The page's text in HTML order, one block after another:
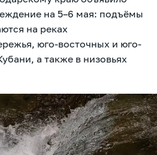
на 5–6 мая: подъёмы
на реках
юго-восточных и юго-
а также в низовьях